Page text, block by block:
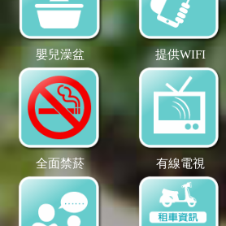
嬰兒澡盆 提供WIFI
全面禁菸 有線電視